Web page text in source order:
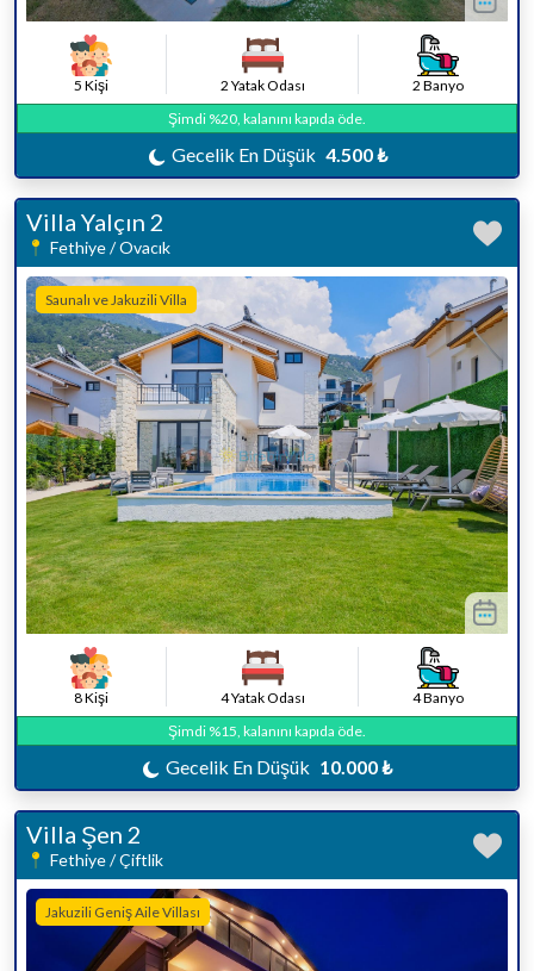
5 Kişi 2 Yatak Odası
2 Banyo
Şimdi %20, kalanını kapıda öde.
Gecelik En Düşük 4.500 ₺
Villa Yalçın 2
Fethiye / Ovacık
Saunalı ve Jakuzili Villa
8 Kişi 4 Yatak Odası
4 Banyo
Şimdi %15, kalanını kapıda öde.
Gecelik En Düşük 10.000 ₺
Villa Şen 2
Fethiye / Çiftlik
Jakuzili Geniş Aile Villası